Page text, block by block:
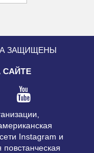
ЗАЩИЩЕНЫ
САЙТЕ
Instagram и